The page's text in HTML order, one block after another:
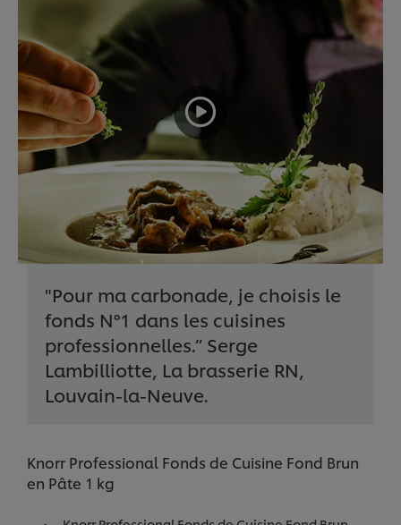
"Pour ma carbonade, je choisis le
fonds N°1 dans les cuisines
professionnelles.” Serge
Lambilliotte, La brasserie RN,
Louvain-la-Neuve.
Knorr Professional Fonds de Cuisine Fond Brun
en Pâte 1 kg